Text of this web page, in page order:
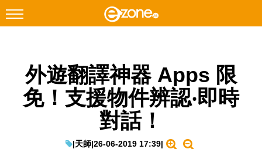
Facebook Instagram
科技焦點
外遊翻譯神器 Apps 限
免！支援物件辨認‧即時
對話！
|天師|26-06-2019 17:39|